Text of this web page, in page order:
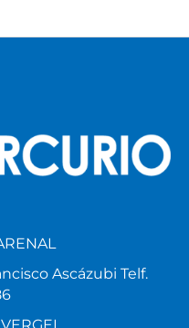
Ascázubi Telf.